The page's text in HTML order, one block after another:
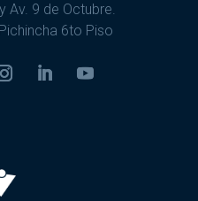
Av. 9 de Octubre.
6to Piso